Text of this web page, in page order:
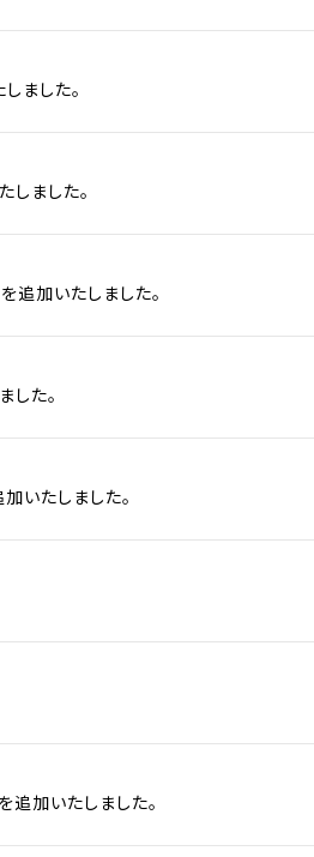
ました。
ました。
加いたしました。
た。
いたしました。
加いたしました。